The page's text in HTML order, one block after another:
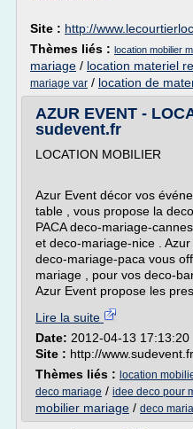
Site : http://
Thèmes liés : location mobilier
mariage / location materiel
mariage var / location de
AZUR EVENT -
sudevent.fr
LOCATION MOBILIER
Azur Event décor vos
table , vous propose la
PACA deco-mariage-
et deco-mariage-nice .
deco-mariage-paca vous
mariage , pour vos deco-
Azur Event propose les
Lire la suite
Date: 2012-04-13 17:13:20
Site : http://www.sudevent.fr
Thèmes liés : location
deco mariage / idee deco pour
mobilier mariage / deco